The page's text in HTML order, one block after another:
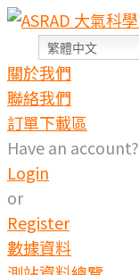
繁體中文
關於我們
聯絡我們
訂單下載區
Have an account?
Login
or
Register
數據資料